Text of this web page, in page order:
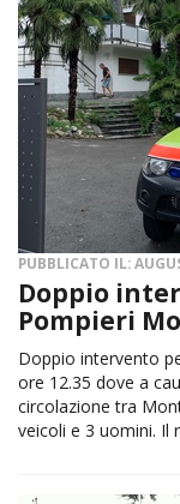
PUBBLICATO IL:
Doppio
Pompieri
Doppio intervento
ore 12.35 dove a
circolazione tra
veicoli e 3 uomini. Il